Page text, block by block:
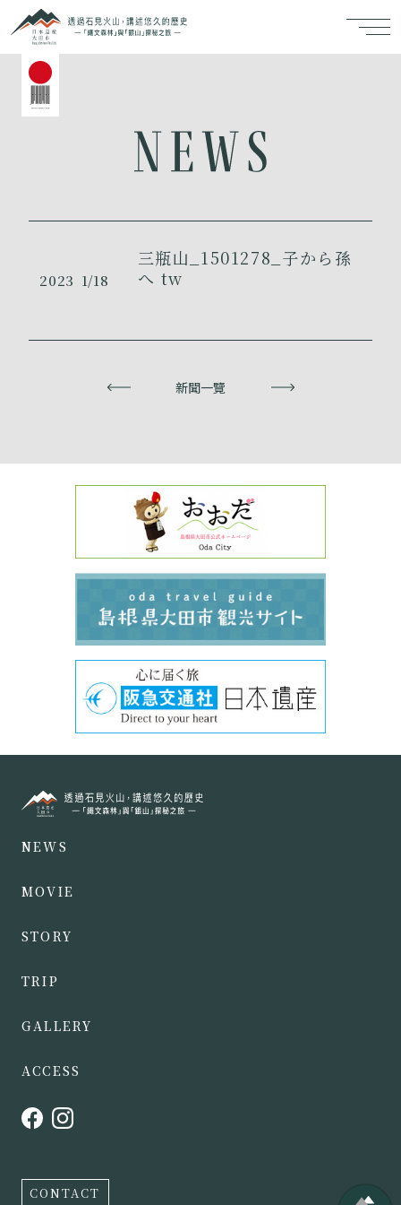
2023 1/18
三瓶山_1501278_子から孫
へ tw
新聞一覽
NEWS
MOVIE
STORY
TRIP
GALLERY
ACCESS
CONTACT